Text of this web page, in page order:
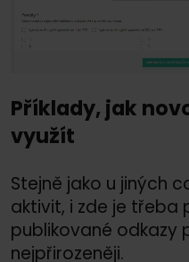
Příklady, jak
využít
Stejně jako u jiných
aktivit, i zde je
publikované odkazy
nejpřirozeněji.